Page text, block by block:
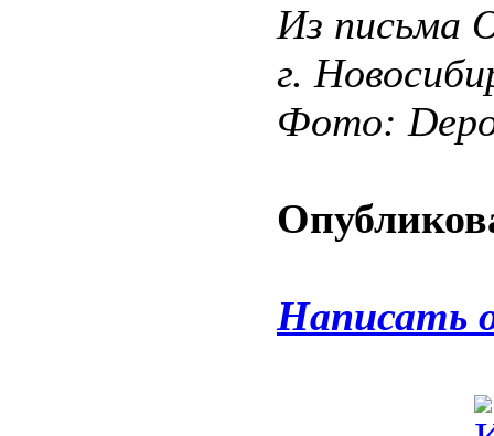
Из письма
г.
Фото:
Написать